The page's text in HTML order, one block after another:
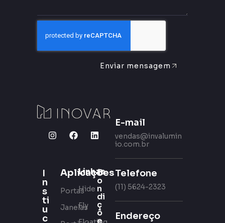
Enviar mensagem
I
n
s
ti
u
c
Aplicações
Portas
Janelas
Linhas
Hide
Fly
C
o
n
di
ç
õ
e
E-mail
vendas@invalumin
io.com.br
Telefone
(11) 5624-2323
Endereço